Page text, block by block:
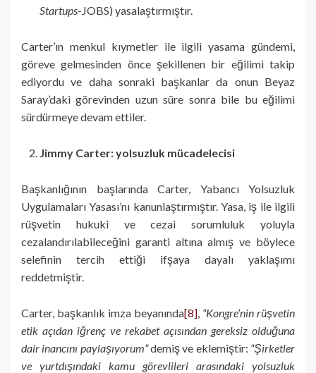
Startups-JOBS) yasalaştırmıştır.
Carter’ın menkul kıymetler ile ilgili yasama gündemi,
göreve gelmesinden önce şekillenen bir eğilimi takip
ediyordu ve daha sonraki başkanlar da onun Beyaz
Saray’daki görevinden uzun süre sonra bile bu eğilimi
sürdürmeye devam ettiler.
Jimmy Carter: yolsuzluk mücadelecisi
Başkanlığının başlarında Carter, Yabancı Yolsuzluk
Uygulamaları Yasası’nı kanunlaştırmıştır. Yasa, iş ile ilgili
rüşvetin hukuki ve cezai sorumluluk yoluyla
cezalandırılabileceğini garanti altına almış ve böylece
selefinin tercih ettiği ifşaya dayalı yaklaşımı
reddetmiştir.
Carter, başkanlık imza beyanında[8] “Kongre’nin rüşvetin
etik açıdan iğrenç ve rekabet açısından gereksiz olduğuna
dair inancını paylaşıyorum”demiş ve eklemiştir: “Şirketler
ve yurtdışındaki kamu görevlileri arasındaki yolsuzluk